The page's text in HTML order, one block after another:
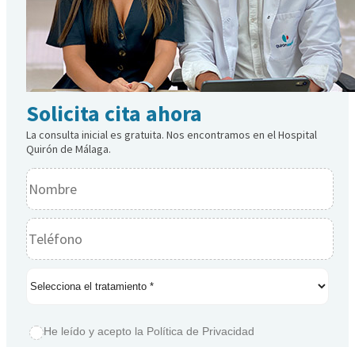
Solicita cita ahora
La consulta inicial es gratuita. Nos encontramos en el Hospital
Quirón de Málaga.
He leído y acepto la Política de Privacidad